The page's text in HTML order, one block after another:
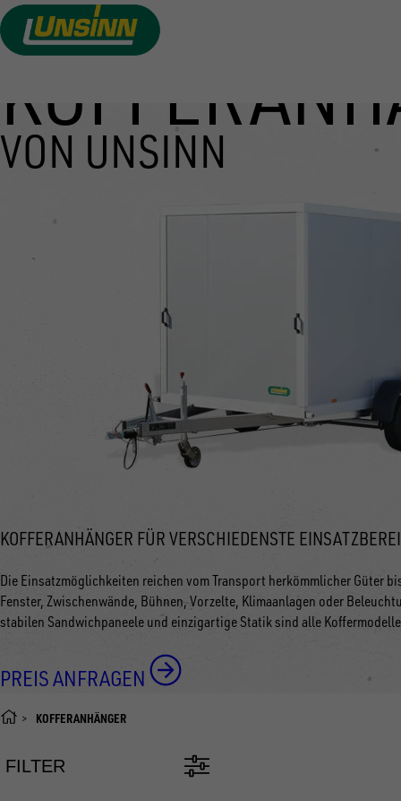
Inhalt
VON UNSINN
KOFFERANHÄNGER FÜR VERSCHIEDENSTE
Die Einsatzmöglichkeiten reichen vom Transport herkömmlicher Güter
Fenster, Zwischenwände, Bühnen, Vorzelte, Klimaanlagen oder
stabilen Sandwichpaneele und einzigartige Statik sind alle
PREIS ANFRAGEN
KOFFERANHÄNGER
FILTER